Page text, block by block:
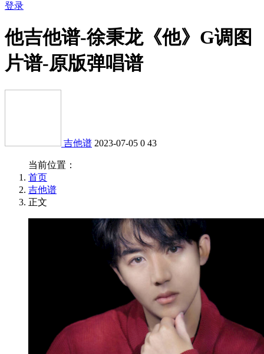
登录
他吉他谱-徐秉龙《他》G调图
片谱-原版弹唱谱
吉他谱 2023-07-05 0 43
当前位置：
首页
吉他谱
正文